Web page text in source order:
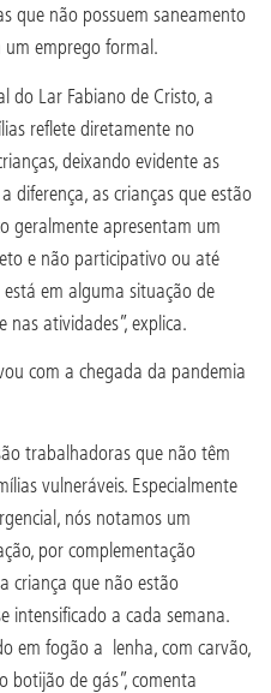
que não possuem saneamento
emprego formal.
do Lar Fabiano de Cristo, a
reflete diretamente no
deixando evidente as
diferença, as crianças que estão
geralmente apresentam um
e não participativo ou até
em alguma situação de
atividades”, explica.
com a chegada da pandemia
trabalhadoras que não têm
vulneráveis. Especialmente
nós notamos um
por complementação
criança que não estão
intensificado a cada semana.
em fogão a lenha, com carvão,
botijão de gás”, comenta